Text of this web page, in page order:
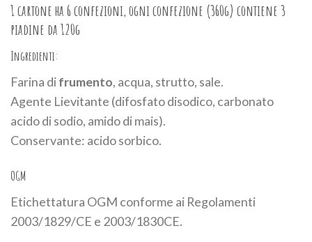
1 cartone ha 6 confezioni, ogni confezione (360g) contiene 3
piadine da 120g
Ingredienti:
Farina difrumento, acqua, strutto, sale.
Agente Lievitante (difosfato disodico, carbonato
acido di sodio, amido di mais).
Conservante: acido sorbico.
OGM
Etichettatura OGM conforme ai Regolamenti
2003/1829/CE e 2003/1830CE.